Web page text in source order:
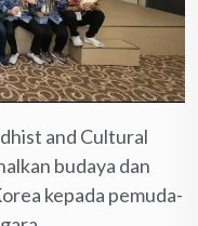
and Cultural
budaya dan
kepada pemuda-